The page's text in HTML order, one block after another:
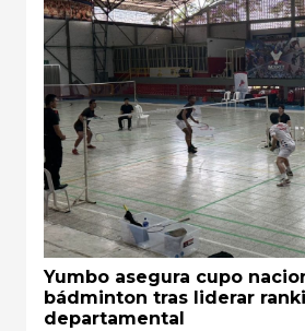
Yumbo asegura cupo
bádminton tras liderar
departamental